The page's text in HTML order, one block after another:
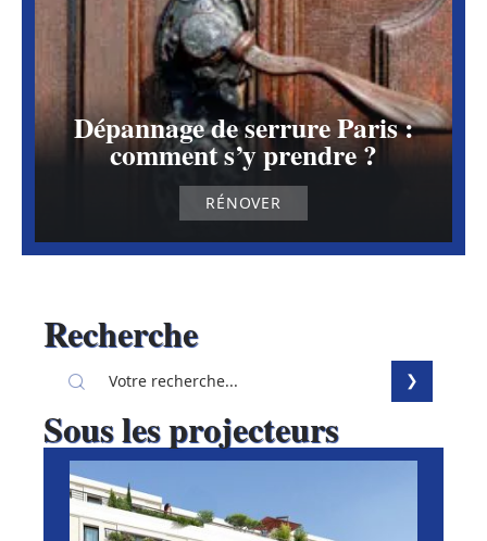
Dépannage de serrure Paris :
comment s’y prendre ?
RÉNOVER
Recherche
Sous les projecteurs